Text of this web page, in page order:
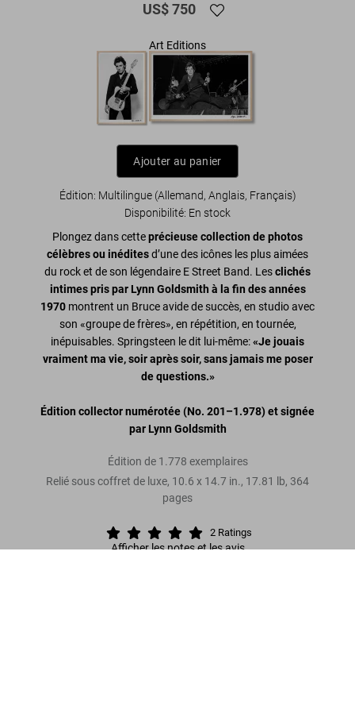
US$ 750
Art Editions
Ajouter au panier
Édition: Multilingue (Allemand, Anglais, Français)
Disponibilité: En stock
Plongez dans cetteprécieuse collection de photos
célèbres ou inéditesd’une des icônes les plus aimées
du rock et de son légendaire E Street Band. Lesclichés
intimes pris par Lynn Goldsmith à la fin des années
1970 montrent un Bruce avide de succès, en studio avec
son «groupe de frères», en répétition, en tournée,
inépuisables. Springsteen le dit lui-même:«Je jouais
vraiment ma vie, soir après soir, sans jamais me poser
de questions.»
Édition collector numérotée (No. 201–1.978) et signée
par Lynn Goldsmith
Édition de 1.778 exemplaires
Relié sous coffret de luxe, 10.6 x 14.7 in., 17.81 lb, 364
pages
2 Ratings
Afficher les notes et les avis